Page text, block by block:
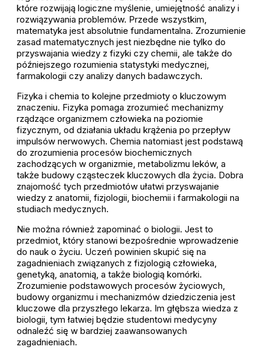
które rozwijają logiczne myślenie, umiejętność analizy i
rozwiązywania problemów. Przede wszystkim,
matematyka jest absolutnie fundamentalna. Zrozumienie
zasad matematycznych jest niezbędne nie tylko do
przyswajania wiedzy z fizyki czy chemii, ale także do
późniejszego rozumienia statystyki medycznej,
farmakologii czy analizy danych badawczych.
Fizyka i chemia to kolejne przedmioty o kluczowym
znaczeniu. Fizyka pomaga zrozumieć mechanizmy
rządzące organizmem człowieka na poziomie
fizycznym, od działania układu krążenia po przepływ
impulsów nerwowych. Chemia natomiast jest podstawą
do zrozumienia procesów biochemicznych
zachodzących w organizmie, metabolizmu leków, a
także budowy cząsteczek kluczowych dla życia. Dobra
znajomość tych przedmiotów ułatwi przyswajanie
wiedzy z anatomii, fizjologii, biochemii i farmakologii na
studiach medycznych.
Nie można również zapominać o biologii. Jest to
przedmiot, który stanowi bezpośrednie wprowadzenie
do nauk o życiu. Uczeń powinien skupić się na
zagadnieniach związanych z fizjologią człowieka,
genetyką, anatomią, a także biologią komórki.
Zrozumienie podstawowych procesów życiowych,
budowy organizmu i mechanizmów dziedziczenia jest
kluczowe dla przyszłego lekarza. Im głębsza wiedza z
biologii, tym łatwiej będzie studentowi medycyny
odnaleźć się w bardziej zaawansowanych
zagadnieniach.